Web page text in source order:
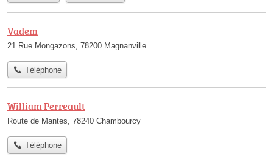
Vadem
21 Rue Mongazons, 78200 Magnanville
Téléphone
William Perreault
Route de Mantes, 78240 Chambourcy
Téléphone